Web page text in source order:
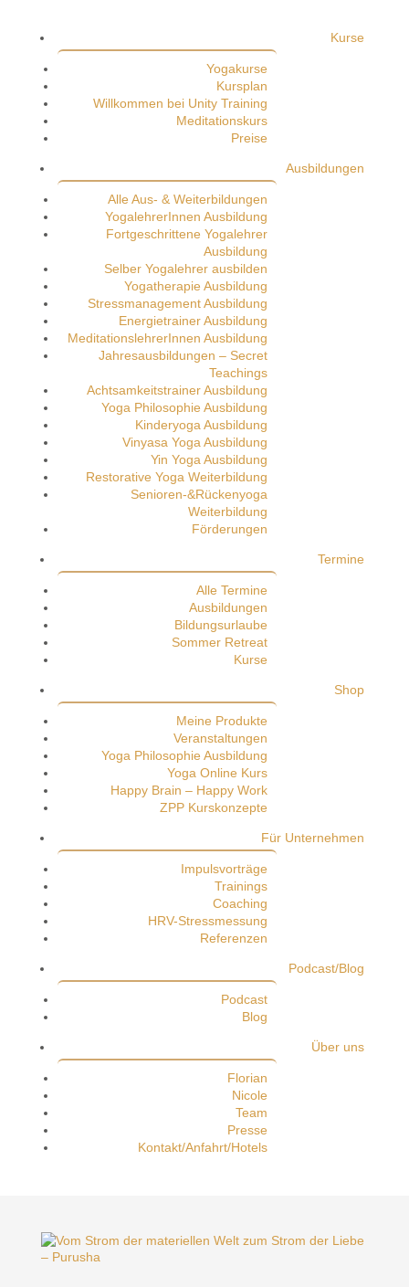
Kurse
Yogakurse
Kursplan
Willkommen bei Unity Training
Meditationskurs
Preise
Ausbildungen
Alle Aus- & Weiterbildungen
YogalehrerInnen Ausbildung
Fortgeschrittene Yogalehrer
Ausbildung
Selber Yogalehrer ausbilden
Yogatherapie Ausbildung
Stressmanagement Ausbildung
Energietrainer Ausbildung
MeditationslehrerInnen Ausbildung
Jahresausbildungen – Secret
Teachings
Achtsamkeitstrainer Ausbildung
Yoga Philosophie Ausbildung
Kinderyoga Ausbildung
Vinyasa Yoga Ausbildung
Yin Yoga Ausbildung
Restorative Yoga Weiterbildung
Senioren-&Rückenyoga
Weiterbildung
Förderungen
Termine
Alle Termine
Ausbildungen
Bildungsurlaube
Sommer Retreat
Kurse
Shop
Meine Produkte
Veranstaltungen
Yoga Philosophie Ausbildung
Yoga Online Kurs
Happy Brain – Happy Work
ZPP Kurskonzepte
Für Unternehmen
Impulsvorträge
Trainings
Coaching
HRV-Stressmessung
Referenzen
Podcast/Blog
Podcast
Blog
Über uns
Florian
Nicole
Team
Presse
Kontakt/Anfahrt/Hotels